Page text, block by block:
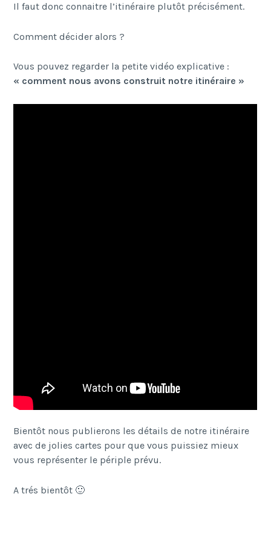
Il faut donc connaitre l’itinéraire plutôt précisément.
Comment décider alors ?
Vous pouvez regarder la petite vidéo explicative :
« comment nous avons construit notre itinéraire »
Bientôt nous publierons les détails de notre itinéraire
avec de jolies cartes pour que vous puissiez mieux
vous représenter le périple prévu.
A trés bientôt 🙂